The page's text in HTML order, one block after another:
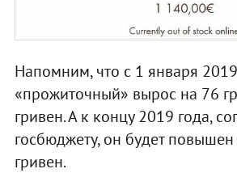
Напомним, что с 1 января
«прожиточный» вырос на 76
гривен. А к концу 2019 года,
госбюджету, он будет
гривен.